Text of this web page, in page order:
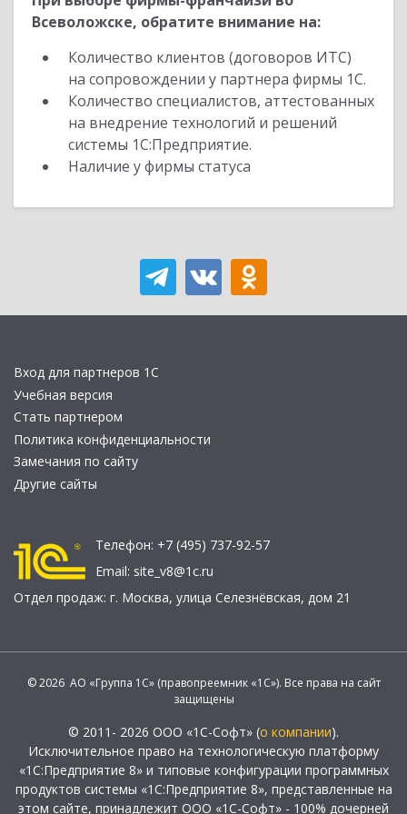
Всеволожске, обратите внимание на:
Количество клиентов (договоров ИТС)
на сопровождении у партнера фирмы 1С.
Количество специалистов, аттестованных
на внедрение технологий и решений
системы 1С:Предприятие.
Наличие у фирмы статуса
Вход для партнеров 1С
Учебная версия
Стать партнером
Политика конфиденциальности
Замечания по сайту
Другие сайты
Телефон: +7 (495) 737-92-57
Email: site_v8@1c.ru
Отдел продаж: г. Москва, улица Селезнёвская, дом 21
© 2026 АО «Группа 1С» (правопреемник «1С»). Все права на сайт
защищены
© 2011- 2026 ООО «1С-Софт» (о компании).
Исключительное право на технологическую платформу
«1С:Предприятие 8» и типовые конфигурации программных
продуктов системы «1С:Предприятие 8», представленные на
этом сайте, принадлежит ООО «1С-Софт» - 100% дочерней